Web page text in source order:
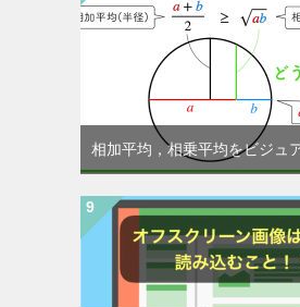
相加平均，相乗平均をビジュ